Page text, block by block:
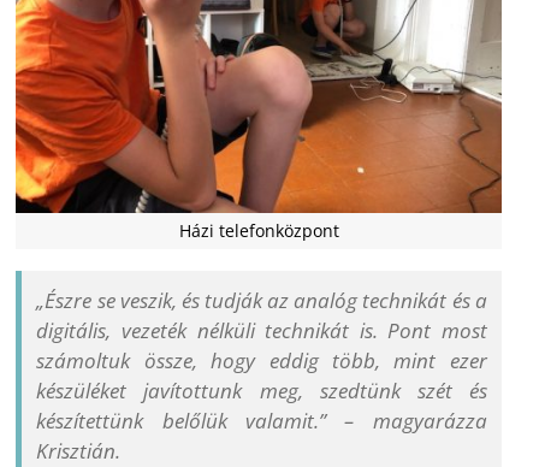
Házi telefonközpont
„Észre se veszik, és tudják az analóg technikát és a
digitális, vezeték nélküli technikát is. Pont most
számoltuk össze, hogy eddig több, mint ezer
készüléket javítottunk meg, szedtünk szét és
készítettünk belőlük valamit.” – magyarázza
Krisztián.